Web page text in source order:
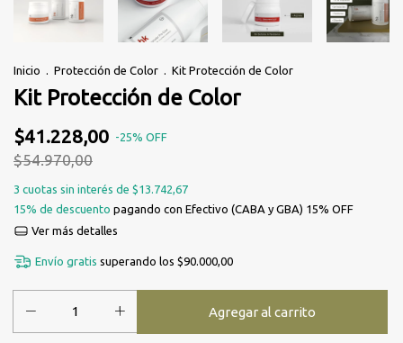
Inicio . Protección de Color . Kit Protección de Color
Kit Protección de Color
$41.228,00 -25% OFF
$54.970,00
3 cuotas sin interés de $13.742,67
15% de descuento pagando con Efectivo (CABA y GBA) 15% OFF
Ver más detalles
Envío gratis superando los $90.000,00